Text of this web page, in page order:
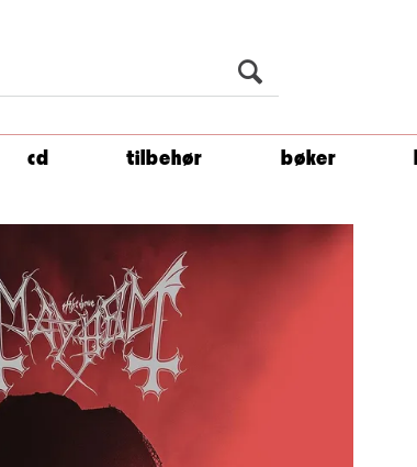
cd tilbehør bøker